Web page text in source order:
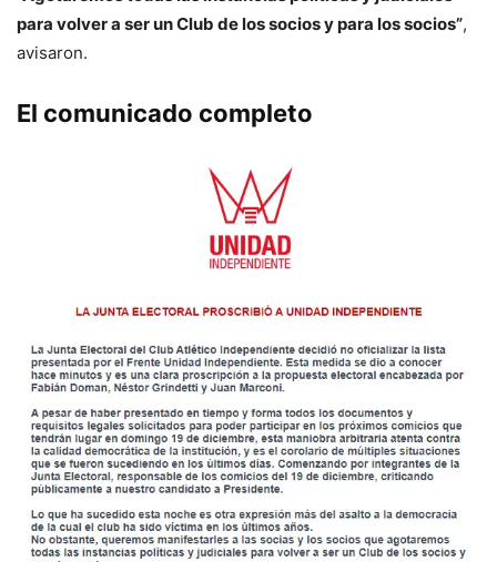
para volver a ser un Club de los socios y para los socios”,
avisaron.
El comunicado completo